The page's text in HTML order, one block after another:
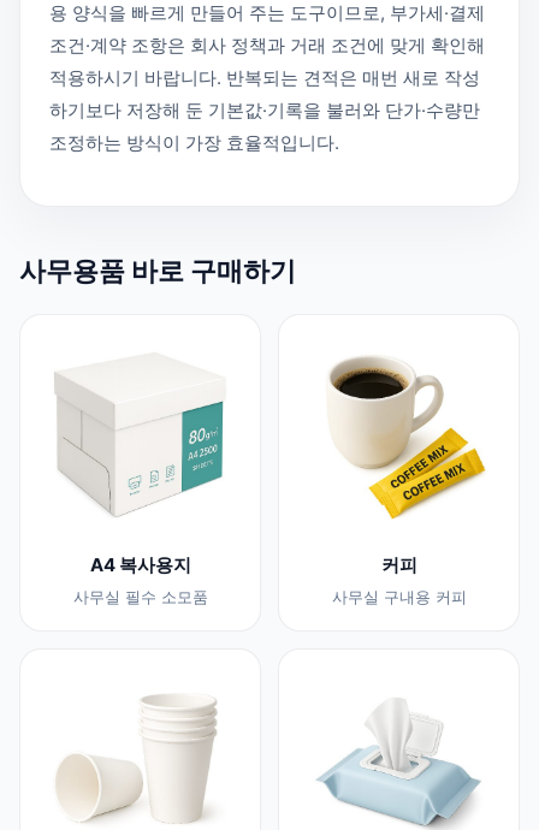
용 양식을 빠르게 만들어 주는 도구이므로, 부가세·결제
조건·계약 조항은 회사 정책과 거래 조건에 맞게 확인해
적용하시기 바랍니다. 반복되는 견적은 매번 새로 작성
하기보다 저장해 둔 기본값·기록을 불러와 단가·수량만
조정하는 방식이 가장 효율적입니다.
사무용품 바로 구매하기
A4 복사용지
사무실 필수 소모품
커피
사무실 구내용 커피